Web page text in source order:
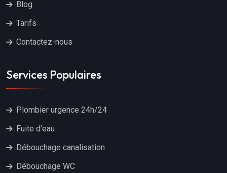
Blog
Tarifs
Contactez-nous
Services Populaires
Plombier urgence 24h/24
Fuite d'eau
Débouchage canalisation
Débouchage WC